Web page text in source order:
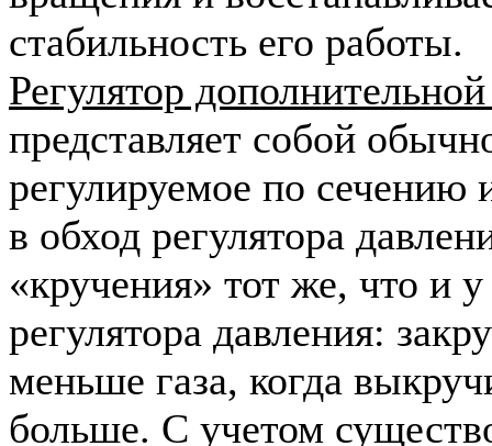
стабильность его работы.
Регулятор
представляет собой
регулируемое по сечению
в обход регулятора
«кручения» тот же, что и
регулятора давления:
меньше газа, когда
больше. С учетом